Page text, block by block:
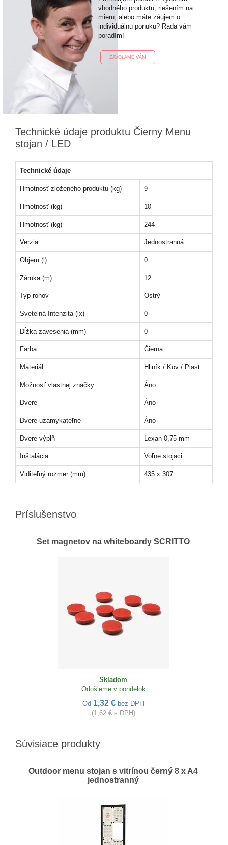
vhodného produktu, riešením na
mieru, alebo máte záujem o
individuálnu ponuku? Rada vám
poradím!
ZAVOLÁME VÁM
Technické údaje produktu Čierny Menu
stojan / LED
Technické údaje
Hmotnosť zloženého produktu (kg) 9
Hmotnosť (kg) 10
Hmotnosť (kg) 244
Verzia Jednostranná
Objem (l) 0
Záruka (m) 12
Typ rohov Ostrý
Svetelná Intenzita (lx) 0
Dĺžka zavesenia (mm) 0
Farba Čierna
Materiál Hliník / Kov / Plast
Možnosť vlastnej značky Áno
Dvere Áno
Dvere uzamykateľné Áno
Dvere výplň Lexan 0,75 mm
Inštalácia Voľne stojaci
Viditeľný rozmer (mm) 435 x 307
Príslušenstvo
Set magnetov na whiteboardy SCRITTO
Skladom
Odošleme v pondelok
Od 1,32 € bez DPH
(1,62 € s DPH)
Súvisiace produkty
Outdoor menu stojan s vitrínou černý 8 x A4
jednostranný